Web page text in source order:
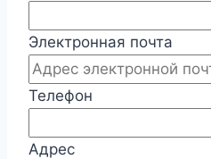
Электронная почта
Телефон
Адрес